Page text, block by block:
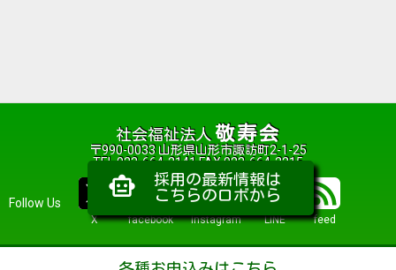
社会福祉法人敬寿会
〒990-0033 山形県山形市諏訪町2-1-25
TEL 023-664-2141 FAX 023-664-2215
Follow Us
X facebook Instagram LINE feed
smart_toy
採用の最新情報は
こちらのロボから